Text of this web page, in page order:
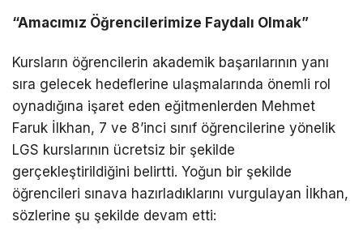
“Amacımız Öğrencilerimize Faydalı Olmak”
Kursların öğrencilerin akademik başarılarının yanı
sıra gelecek hedeflerine ulaşmalarında önemli rol
oynadığına işaret eden eğitmenlerden Mehmet
Faruk İlkhan, 7 ve 8’inci sınıf öğrencilerine yönelik
LGS kurslarının ücretsiz bir şekilde
gerçekleştirildiğini belirtti. Yoğun bir şekilde
öğrencileri sınava hazırladıklarını vurgulayan İlkhan,
sözlerine şu şekilde devam etti: